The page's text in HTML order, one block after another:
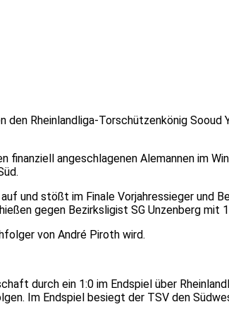
Rheinlandliga-Torschützenkönig Sooud
finanziell angeschlagenen Alemannen im
und stößt im Finale Vorjahressieger und
gegen Bezirksligist SG Unzenberg mit
von André Piroth wird.
durch ein 1:0 im Endspiel über
Im Endspiel besiegt der TSV den